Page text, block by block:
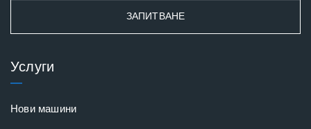
ЗАПИТВАНЕ
Услуги
Нови машини